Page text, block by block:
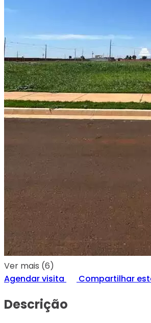
Ver mais (6)
Agendar visita
Compartilhar
Descrição